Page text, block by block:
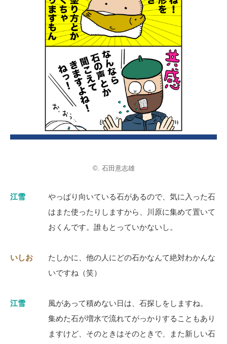
©. 石田意志雄
江雪
やっぱり向いている石があるので、気に入った石
はまた使ったりしますから、川原に集めて置いて
おくんです。誰もとっていかないし。
いしお
たしかに、他の人にどの石かなんて絶対わかんな
いですね（笑）
江雪
風があって積めない日は、石探しをしますね。
集めた石が増水で流れてがっかりすることもあり
ますけど、そのときはそのときで、また新しい石